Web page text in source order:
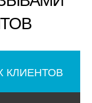
КЛИЕНТОВ